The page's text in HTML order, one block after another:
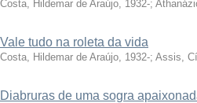
Costa, Hildemar de Araújo, 1932-;
Vale tudo na roleta da vida
Costa, Hildemar de Araújo, 1932-; Assis,
Diabruras de uma sogra